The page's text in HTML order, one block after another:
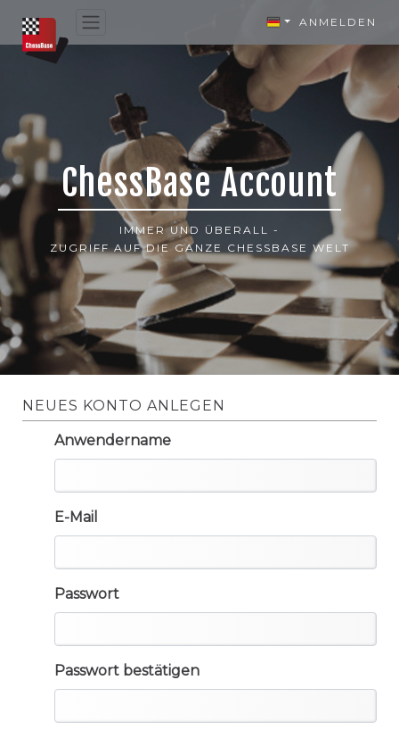
ANMELDEN
ChessBase Account
IMMER UND ÜBERALL -
ZUGRIFF AUF DIE GANZE CHESSBASE WELT
NEUES KONTO ANLEGEN
Anwendername
E-Mail
Passwort
Passwort bestätigen